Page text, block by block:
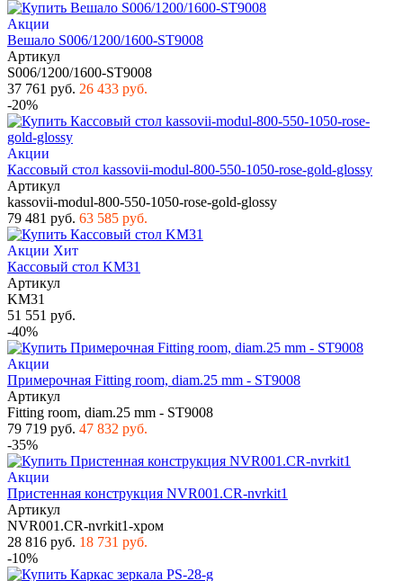
Акции
Вешало S006/1200/1600-ST9008
Артикул
S006/1200/1600-ST9008
37 761 руб. 26 433 руб.
-20%
Акции
Кассовый стол kassovii-modul-800-550-1050-rose-gold-glossy
Артикул
kassovii-modul-800-550-1050-rose-gold-glossy
79 481 руб. 63 585 руб.
Акции Хит
Кассовый стол KM31
Артикул
KM31
51 551 руб.
-40%
Акции
Примерочная Fitting room, diam.25 mm - ST9008
Артикул
Fitting room, diam.25 mm - ST9008
79 719 руб. 47 832 руб.
-35%
Акции
Пристенная конструкция NVR001.CR-nvrkit1
Артикул
NVR001.CR-nvrkit1-хром
28 816 руб. 18 731 руб.
-10%